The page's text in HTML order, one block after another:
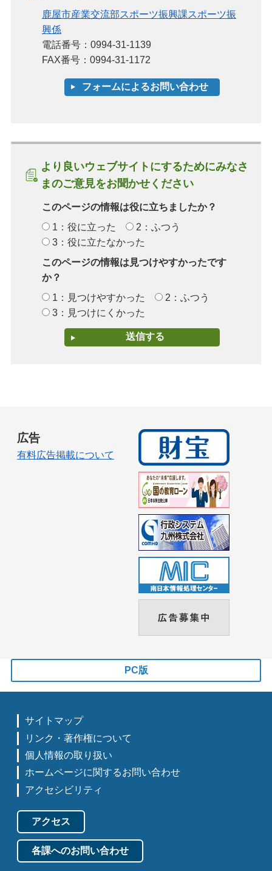
鹿屋市産業交流部スポーツ振興課スポーツ振
興係
電話番号：0994-31-1139
FAX番号：0994-31-1172
より良いウェブサイトにするためにみなさ
まのご意見をお聞かせください
このページの情報は役に立ちましたか？
1：役に立った
2：ふつう
3：役に立たなかった
このページの情報は見つけやすかったです
か？
1：見つけやすかった
2：ふつう
3：見つけにくかった
広告
有料広告掲載について
PC版
サイトマップ
リンク・著作権について
個人情報の取り扱い
ホームページに関するお問い合わせ
アクセシビリティ
アクセス
各課へのお問い合わせ